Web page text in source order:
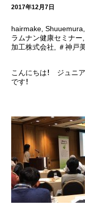
2017年12月7日
hairmake ,Shuuemura
ラムナン健康セミナー
加工株式会社
＃神戸
こんにちは！ ジュニ
です！